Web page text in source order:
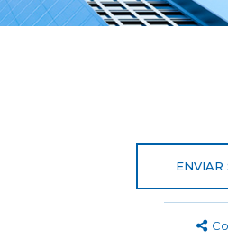
ENVIAR